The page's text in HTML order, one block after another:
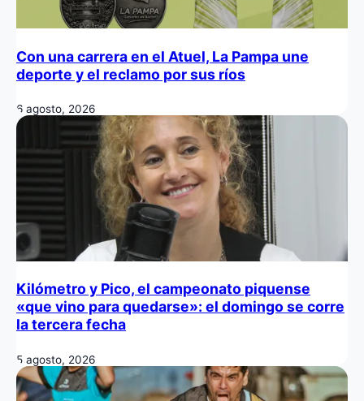
Con una carrera en el Atuel, La Pampa une
deporte y el reclamo por sus ríos
6 agosto, 2026
Kilómetro y Pico, el campeonato piquense
«que vino para quedarse»: el domingo se corre
la tercera fecha
5 agosto, 2026